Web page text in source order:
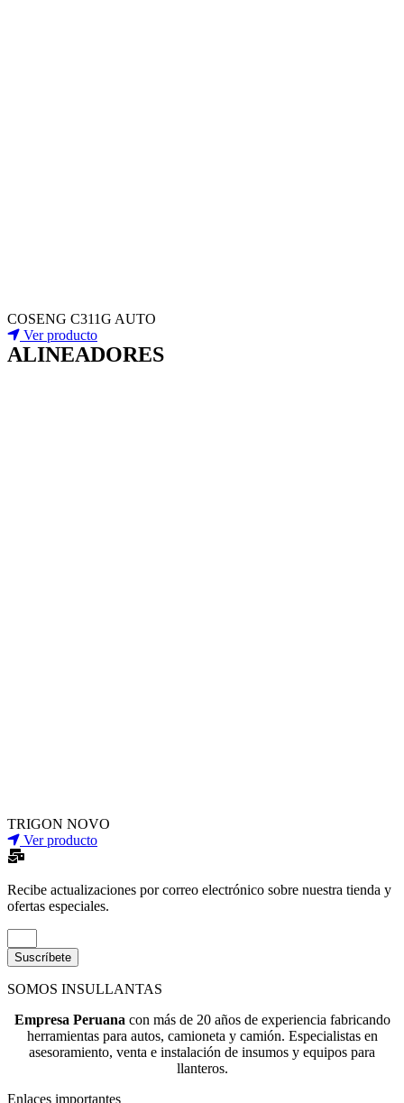
COSENG C311G AUTO
Ver producto
ALINEADORES
TRIGON NOVO
Ver producto
Recibe actualizaciones por correo electrónico sobre nuestra tienda y
ofertas especiales.
Suscríbete
SOMOS INSULLANTAS
Empresa Peruana con más de 20 años de experiencia fabricando
herramientas para autos, camioneta y camión. Especialistas en
asesoramiento, venta e instalación de insumos y equipos para
llanteros.
Enlaces importantes